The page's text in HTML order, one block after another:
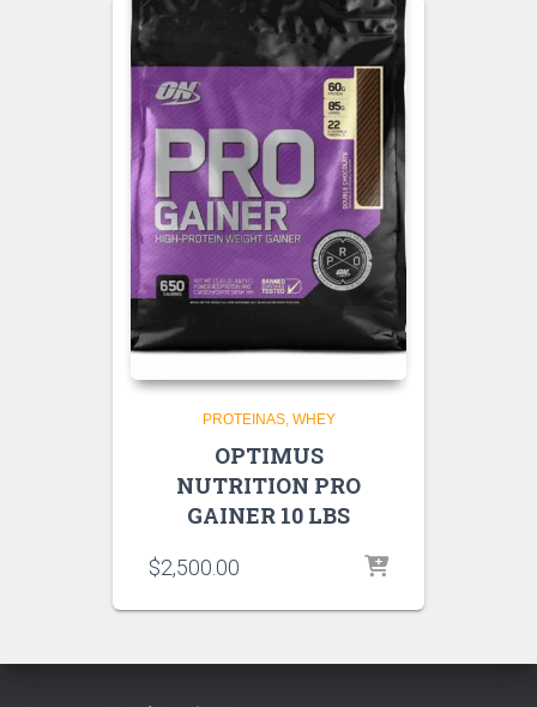
PROTEINAS WHEY
OPTIMUS
NUTRITION PRO
GAINER 10 LBS
$2,500.00